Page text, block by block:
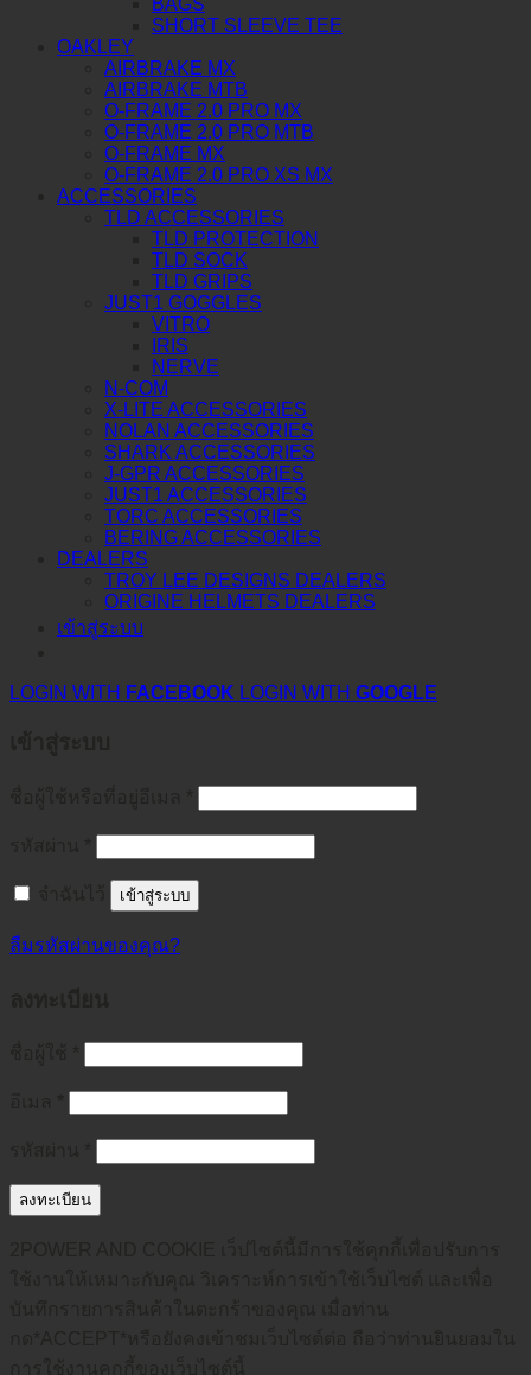
SHORT SLEEVE TEE
OAKLEY
AIRBRAKE MX
AIRBRAKE MTB
O-FRAME 2.0 PRO MX
O-FRAME 2.0 PRO MTB
O-FRAME MX
O-FRAME 2.0 PRO XS MX
ACCESSORIES
TLD ACCESSORIES
TLD PROTECTION
TLD SOCK
TLD GRIPS
JUST1 GOGGLES
VITRO
IRIS
NERVE
N-COM
X-LITE ACCESSORIES
NOLAN ACCESSORIES
SHARK ACCESSORIES
J-GPR ACCESSORIES
JUST1 ACCESSORIES
TORC ACCESSORIES
BERING ACCESSORIES
DEALERS
TROY LEE DESIGNS DEALERS
ORIGINE HELMETS DEALERS
เข้าสู่ระบบ
LOGIN WITH FACEBOOK LOGIN WITH GOOGLE
เข้าสู่ระบบ
ลืมรหัสผ่านของคุณ?
ลงทะเบียน